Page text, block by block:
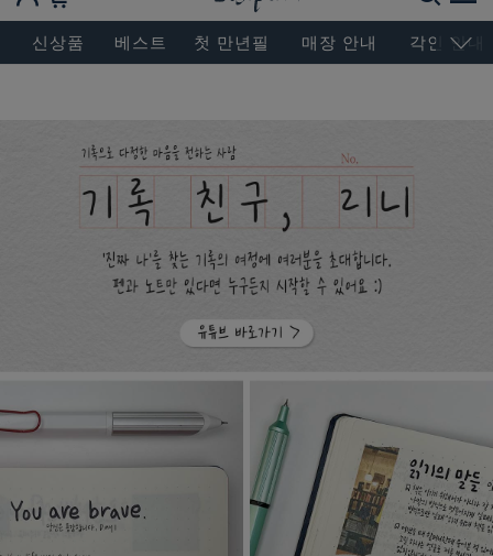
BESEN MASTERPIECE, SINCE 2004
신상품 베스트 첫 만년필 매장 안내 각인 안내